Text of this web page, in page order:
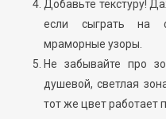
Добавьте текстуру!
если сыграть на
мраморные узоры.
Не забывайте про
душевой, светлая
тот же цвет работает